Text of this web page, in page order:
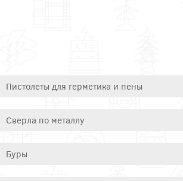
Пистолеты для герметика и пены
Сверла по металлу
Буры